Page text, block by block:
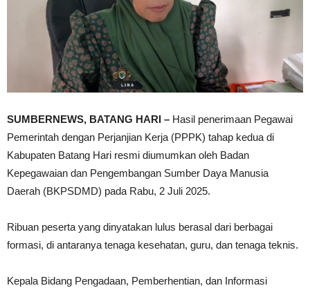
SUMBERNEWS, BATANG HARI – Hasil penerimaan Pegawai
Pemerintah dengan Perjanjian Kerja (PPPK) tahap kedua di
Kabupaten Batang Hari resmi diumumkan oleh Badan
Kepegawaian dan Pengembangan Sumber Daya Manusia
Daerah (BKPSDMD) pada Rabu, 2 Juli 2025.
Ribuan peserta yang dinyatakan lulus berasal dari berbagai
formasi, di antaranya tenaga kesehatan, guru, dan tenaga teknis.
Kepala Bidang Pengadaan, Pemberhentian, dan Informasi